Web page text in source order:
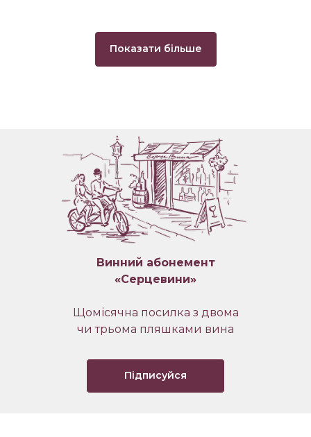
Показати більше
Винний абонемент
«Серцевини»
Щомісячна посилка з двома
чи трьома пляшками вина
Підписуйся